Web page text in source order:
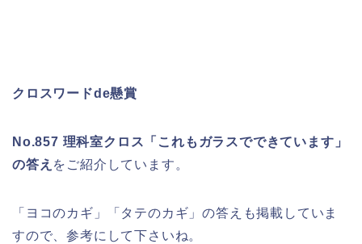
クロスワードde懸賞
No.857 理科室クロス「これもガラスでできています」
の答え をご紹介しています。
「ヨコのカギ」「タテのカギ」の答えも掲載していま
すので、参考にして下さいね。